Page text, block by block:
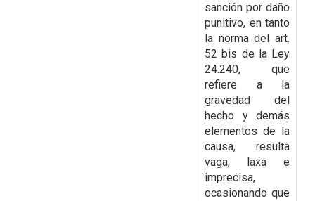
sanción por daño
punitivo, en tanto
la norma del art.
52 bis de la Ley
24.240, que
refiere a la
gravedad del
hecho y demás
elementos de la
causa, resulta
vaga, laxa e
imprecisa,
ocasionando que